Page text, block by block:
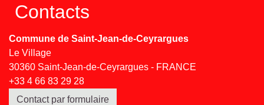
Contacts
Commune de Saint-Jean-de-Ceyrargues
Le Village
30360 Saint-Jean-de-Ceyrargues - FRANCE
+33 4 66 83 29 28
Contact par formulaire